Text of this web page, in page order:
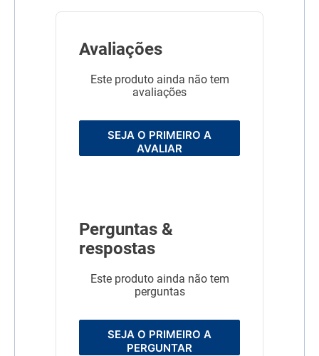
Composição Poliéster
Avaliações
Este produto ainda não tem
avaliações
SEJA O PRIMEIRO A
AVALIAR
Perguntas &
respostas
Este produto ainda não tem
perguntas
SEJA O PRIMEIRO A
PERGUNTAR